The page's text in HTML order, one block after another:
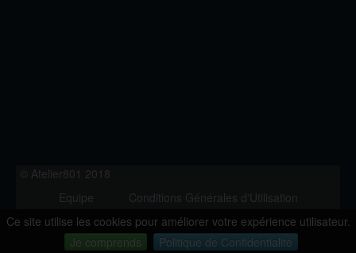
Ce site utilise les cookies pour améliorer votre expérience utilisateur.
Je comprends
Politique de Confidentialité
© Atelier801 2018
Equipe
Conditions Générales d'Utilisation
Politique de Confidentialité
Contact
Version 1.27